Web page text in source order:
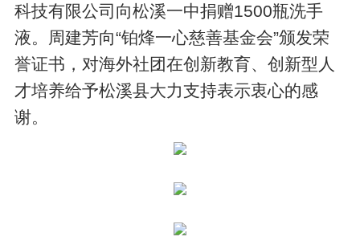
科技有限公司向松溪一中捐赠1500瓶洗手
液。周建芳向“铂烽一心慈善基金会”颁发荣
誉证书，对海外社团在创新教育、创新型人
才培养给予松溪县大力支持表示衷心的感
谢。